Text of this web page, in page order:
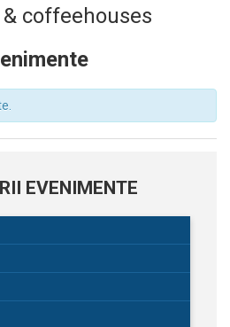
coffeehouses
EVENIMENTE